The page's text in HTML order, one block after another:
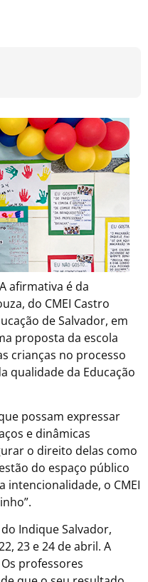
afirmativa é da
do CMEI Castro
de Salvador, em
proposta da escola
crianças no processo
qualidade da Educação
possam expressar
e dinâmicas
o direito delas como
do espaço público
intencionalidade, o CMEI
Indique Salvador,
23 e 24 de abril. A
professores